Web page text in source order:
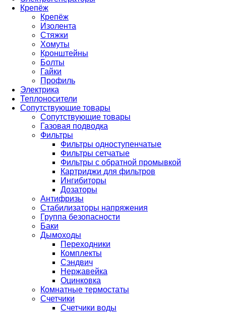
Крепёж
Крепёж
Изолента
Стяжки
Хомуты
Кронштейны
Болты
Гайки
Профиль
Электрика
Теплоносители
Сопутствующие товары
Сопутствующие товары
Газовая подводка
Фильтры
Фильтры одноступенчатые
Фильтры сетчатые
Фильтры с обратной промывкой
Картриджи для фильтров
Ингибиторы
Дозаторы
Антифризы
Стабилизаторы напряжения
Группа безопасности
Баки
Дымоходы
Переходники
Комплекты
Сэндвич
Нержавейка
Оцинковка
Комнатные термостаты
Счетчики
Счетчики воды